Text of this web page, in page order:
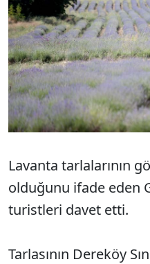
Lavanta tarlalarının
olduğunu ifade eden
turistleri davet etti.
Tarlasının Dereköy